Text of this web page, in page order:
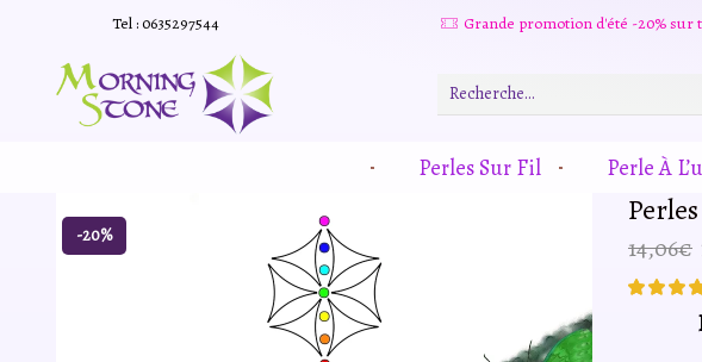
Tel : 0635297544
De
Recherche
Perles Sur Fil Perle À
-20% 14,06€